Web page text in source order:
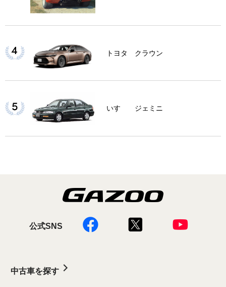
トヨタ クラウン
いすゞ ジェミニ
公式SNS
中古車を探す